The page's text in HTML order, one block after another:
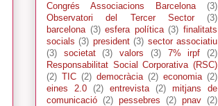
Congrés Associacions Barcelona
(3)
Observatori del Tercer Sector
(3)
barcelona (3) esfera política (3) finalitats
socials (3) president (3) sector associatiu
(3)
societat (3) valors (3) 7% irpf
(2)
Responsabilitat Social Corporativa (RSC)
(2) TIC (2) democràcia (2) economia (2)
eines 2.0
(2) entrevista (2)
mitjans de
comunicació (2) pessebres (2) pnav (2)